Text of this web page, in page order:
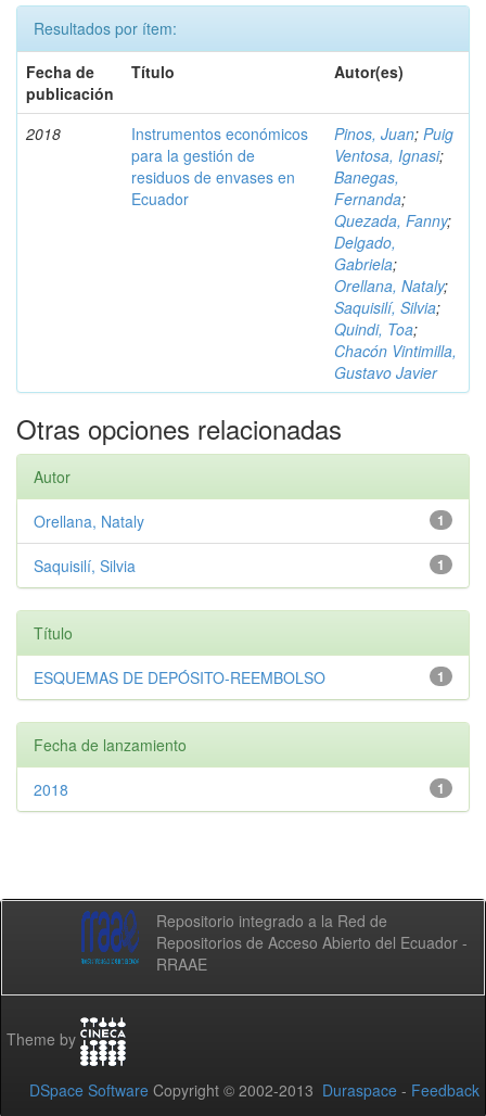
Resultados por ítem:
Fecha de
publicación
Título Autor(es)
2018
Instrumentos económicos
para la gestión de
residuos de envases en
Ecuador
Pinos, Juan; Puig
Ventosa, Ignasi;
Banegas,
Fernanda;
Quezada, Fanny;
Delgado,
Gabriela;
Orellana, Nataly;
Saquisilí, Silvia;
Quindi, Toa;
Chacón Vintimilla,
Gustavo Javier
Otras opciones relacionadas
Autor
1
Orellana, Nataly
1
Saquisilí, Silvia
Título
1
ESQUEMAS DE DEPÓSITO-REEMBOLSO
Fecha de lanzamiento
1
2018
Repositorio integrado a la Red de
Repositorios de Acceso Abierto del Ecuador -
RRAAE
Theme by
DSpace Software Copyright © 2002-2013 Duraspace - Feedback